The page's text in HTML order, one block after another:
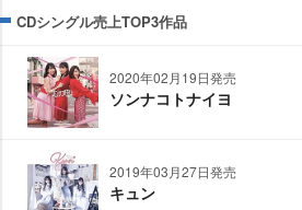
CDシングル売上TOP3作品
2020年02月19日発売
ソンナコトナイヨ
2019年03月27日発売
キュン